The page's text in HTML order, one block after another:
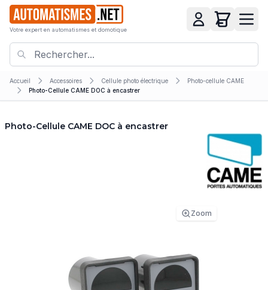
Votre expert en automatismes et domotique
Accueil Accessoires Cellule photo électrique
Photo-cellule CAME
Photo-Cellule CAME DOC à encastrer
Photo-Cellule CAME DOC à encastrer
Zoom